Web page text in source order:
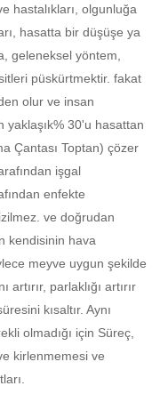
hastalıkları, olgunluğa
hasatta bir düşüşe ya
geleneksel yöntem,
püskürtmektir. fakat
olur ve insan
yaklaşık% 30'u hasattan
Çantası Toptan) çözer
işgal
enfekte
ve doğrudan
kendisinin hava
meyve uygun şekilde
artırır, parlaklığı artırır
kısaltır. Aynı
olmadığı için Süreç,
kirlenmemesi ve